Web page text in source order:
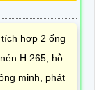
hợp 2 ống
H.265, hỗ
minh, phát